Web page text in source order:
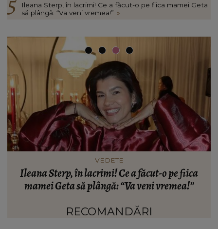
Ileana Sterp, în lacrimi! Ce a făcut-o pe fiica mamei Geta
să plângă: “Va veni vremea!” »
VEDETE
Ileana Sterp, în lacrimi! Ce a făcut-o pe fiica
mamei Geta să plângă: “Va veni vremea!”
RECOMANDĂRI